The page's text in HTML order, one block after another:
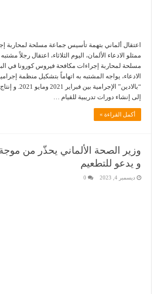
اعتقال ألماني بتهمة تأسيس جماعة مسلحة لمحاربة
ممثلو الادعاء الألمان، اليوم الثلاثاء، اعتقال رجلاً
مسلحة لمحاربة إجراءات مكافحة فيروس كورونا في
الادعاء، يواجه المشتبه به اتهاماً بتشكيل منظمة
“بالادين”
إلى إنشاء دورات تدريبية للقيام …
أكمل القراءة »
وزير الصحة الألماني يحذّر من
و يدعو للتطعيم
ديسمبر 4, 2023 0